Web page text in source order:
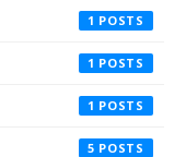
1
1
1
5